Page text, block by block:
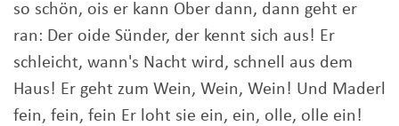
so schön, ois er kann Ober dann, dann geht er
ran: Der oide Sünder, der kennt sich aus! Er
schleicht, wann's Nacht wird, schnell aus dem
Haus! Er geht zum Wein, Wein, Wein! Und Maderl
fein, fein, fein Er loht sie ein, ein, olle, olle ein!